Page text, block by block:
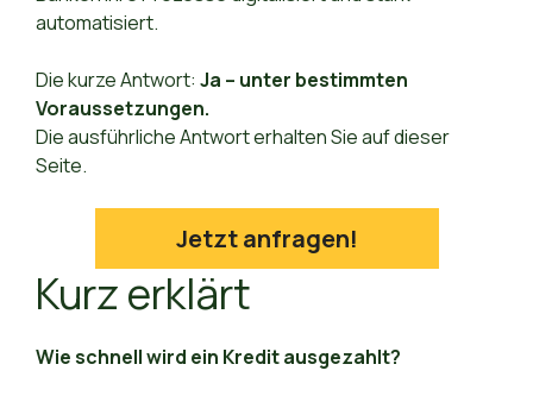
automatisiert.
Die kurze Antwort: Ja – unter bestimmten
Voraussetzungen.
Die ausführliche Antwort erhalten Sie auf dieser
Seite.
Jetzt anfragen!
Kurz erklärt
Wie schnell wird ein Kredit ausgezahlt?